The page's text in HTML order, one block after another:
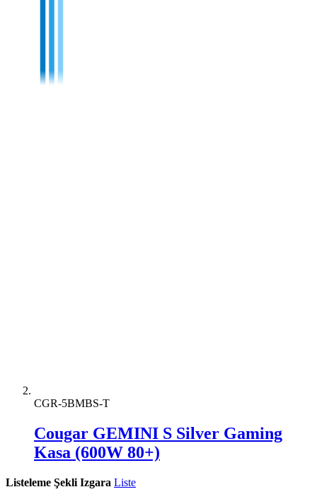
CGR-5BMBS-T
Cougar GEMINI S Silver Gaming
Kasa (600W 80+)
Listeleme Şekli Izgara Liste